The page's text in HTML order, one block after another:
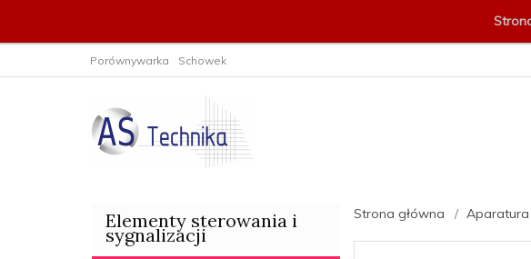
Porównywarka Schowek
Elementy sterowania i
sygnalizacji
Strona główna Aparatura